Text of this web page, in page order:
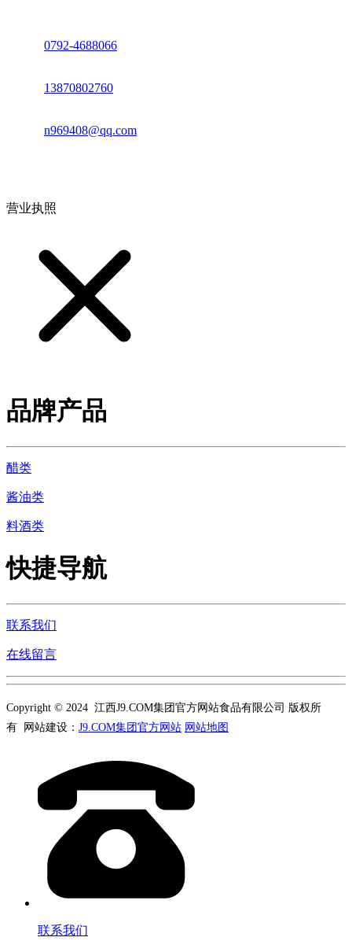
0792-4688066
13870802760
n969408@qq.com
营业执照
品牌产品
醋类
酱油类
料酒类
快捷导航
联系我们
在线留言
Copyright © 2024 江西J9.COM集团官方网站食品有限公司 版权所
有 网站建设： J9.COM集团官方网站 网站地图
联系我们